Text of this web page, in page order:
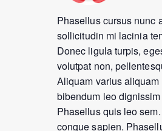
Phasellus cursus nunc
sollicitudin mi lacinia
Donec ligula turpis,
volutpat non,
Aliquam varius aliquam
bibendum leo
Phasellus quis leo
congue sapien.